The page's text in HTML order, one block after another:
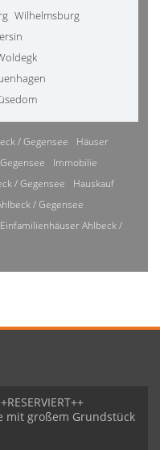
Wilhelmsburg
/ Gegensee
Häuser
Immobilie
/ Gegensee
Hauskauf
/ Gegensee
Einfamilienhäuser Ahlbeck /
mit großem Grundstück